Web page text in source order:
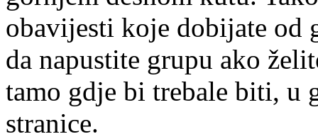
obavijesti koje dobijate od
da napustite grupu ako
tamo gdje bi trebale biti, u
stranice.